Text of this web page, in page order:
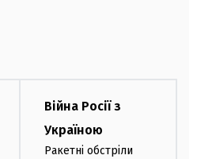
Війна Росії з
Україною
Ракетні обстріли